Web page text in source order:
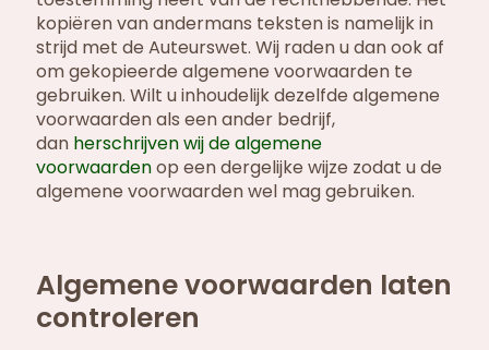
kopiëren van andermans teksten is namelijk in
strijd met de Auteurswet. Wij raden u dan ook af
om gekopieerde algemene voorwaarden te
gebruiken. Wilt u inhoudelijk dezelfde algemene
voorwaarden als een ander bedrijf,
dan herschrijven wij de algemene
voorwaardenop een dergelijke wijze zodat u de
algemene voorwaarden wel mag gebruiken.
Algemene voorwaarden laten
controleren